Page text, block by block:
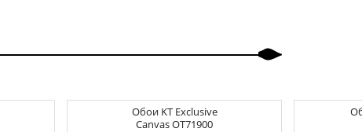
Обои KT Exclusive
CanvasOT71900